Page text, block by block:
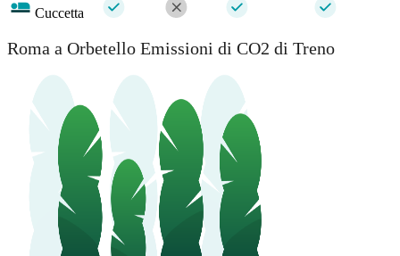
Cuccetta
Roma a Orbetello Emissioni di CO2 di Treno